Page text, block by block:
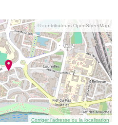
© contributeurs OpenStreetMap
Corriger l’adresse ou la localisation